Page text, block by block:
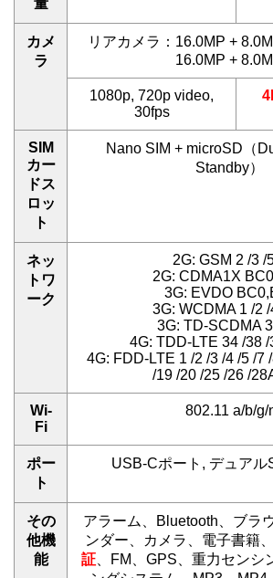
カメ
ラ
リアカメラ：16.0MP +
16.0MP +
1080p, 720p video,
30fps
SIM
カー
ドス
ロッ
ト
Nano SIM + microSD（
Standby）
ネッ
トワ
ーク
2G: GSM 2 /3 /
2G: CDMA1X
3G: EVDO
3G: WCDMA 1 /2
3G: TD-SCDMA
4G: TDD-LTE 34 /38 /
4G: FDD-LTE 1 /2 /3 /4 /5 /7
/19 /20 /25 /26 /
Wi-
Fi
802.11 a/b/g/
ポー
ト
USB-Cポート, デュアル
その
他機
能
アラーム、Bluetooth、ブラ
ンダー、カメラ、電子書籍
証、FM、GPS、重力センシ